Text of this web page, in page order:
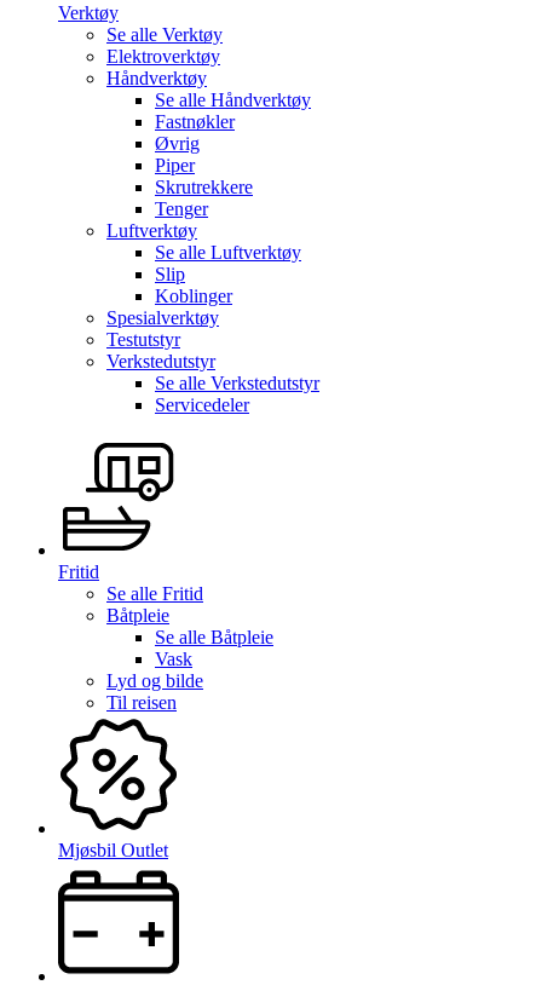
Verktøy
Se alle Verktøy
Elektroverktøy
Håndverktøy
Se alle Håndverktøy
Fastnøkler
Øvrig
Piper
Skrutrekkere
Tenger
Luftverktøy
Se alle Luftverktøy
Slip
Koblinger
Spesialverktøy
Testutstyr
Verkstedutstyr
Se alle Verkstedutstyr
Servicedeler
Fritid
Se alle Fritid
Båtpleie
Se alle Båtpleie
Vask
Lyd og bilde
Til reisen
Mjøsbil Outlet